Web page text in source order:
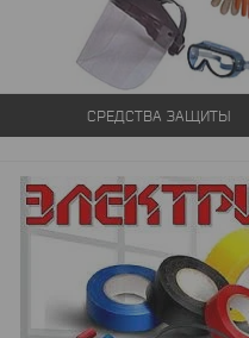
СРЕДСТВА ЗАЩИТЫ